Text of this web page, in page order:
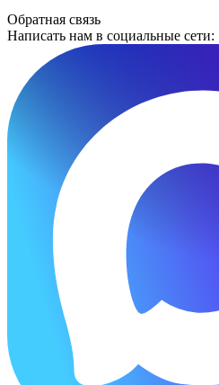
Обратная связь
Написать нам в социальные сети: